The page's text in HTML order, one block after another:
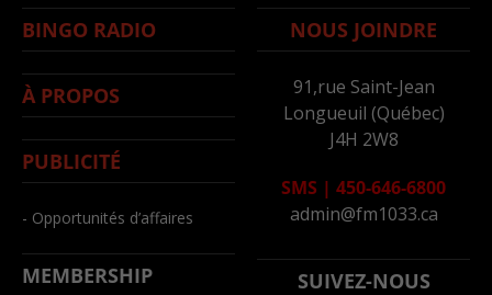
BINGO RADIO
À PROPOS
PUBLICITÉ
- Opportunités d’affaires
MEMBERSHIP
NOUS JOINDRE
91,rue Saint-Jean
Longueuil (Québec)
J4H 2W8
SMS | 450-646-6800
admin@fm1033.ca
SUIVEZ-NOUS